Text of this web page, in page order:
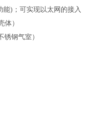
)；可实现以太网的接入
体）
钢气室）